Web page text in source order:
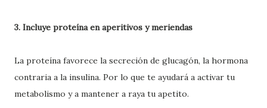
3. Incluye proteína en aperitivos y meriendas
La proteína favorece la secreción de glucagón, la hormona
contraria a la insulina. Por lo que te ayudará a activar tu
metabolismo y a mantener a raya tu apetito.